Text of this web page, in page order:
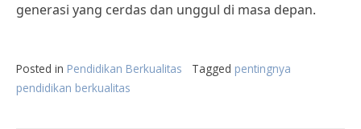
generasi yang cerdas dan unggul di masa depan.
Posted in Pendidikan Berkualitas Tagged pentingnya
pendidikan berkualitas